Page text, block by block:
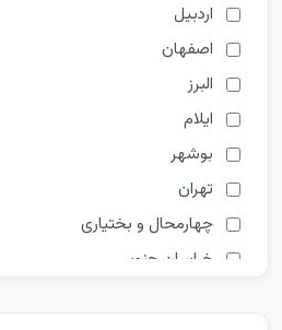
اردبیل
اصفهان
البرز
ایلام
بوشهر
تهران
چهارمحال و بختیاری
خراسان جنوبی